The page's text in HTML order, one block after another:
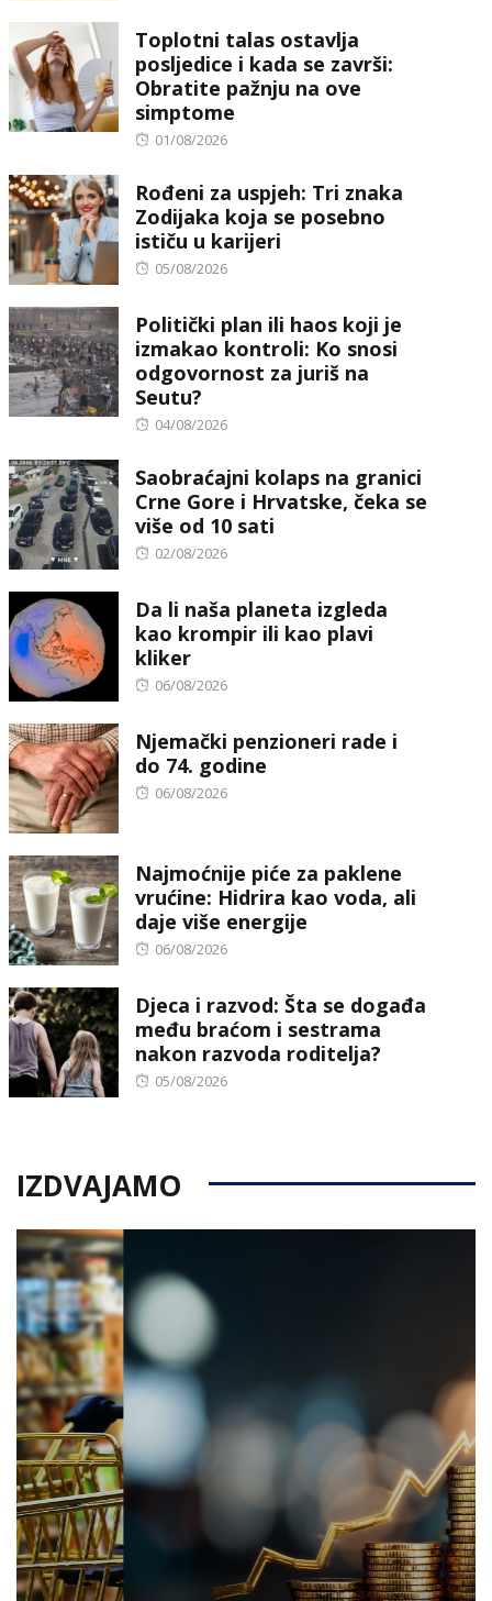
Toplotni talas ostavlja
posljedice i kada se završi:
Obratite pažnju na ove
simptome
Posted
01/08/2026
Rođeni za uspjeh: Tri znaka
Zodijaka koja se posebno
ističu u karijeri
Posted
05/08/2026
Politički plan ili haos koji je
izmakao kontroli: Ko snosi
odgovornost za juriš na
Seutu?
Posted
04/08/2026
Saobraćajni kolaps na granici
Crne Gore i Hrvatske, čeka se
više od 10 sati
Posted
02/08/2026
Da li naša planeta izgleda
kao krompir ili kao plavi
kliker
Posted
06/08/2026
Njemački penzioneri rade i
do 74. godine
Posted
06/08/2026
Najmoćnije piće za paklene
vrućine: Hidrira kao voda, ali
daje više energije
Posted
06/08/2026
Djeca i razvod: Šta se događa
među braćom i sestrama
nakon razvoda roditelja?
Posted
05/08/2026
IZDVAJAMO